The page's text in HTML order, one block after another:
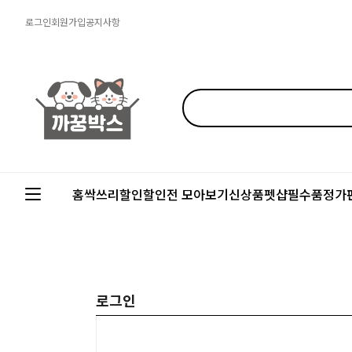
로그인회원가입공지사항
홈싹쓰리할인할인전 모아보기신상품펫샵필수품정가
로그인